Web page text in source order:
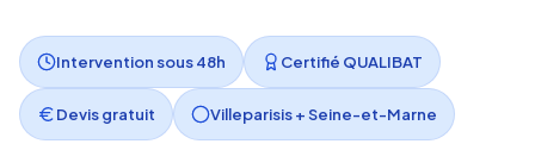
Intervention sous 48h Certifié QUALIBAT
Devis gratuit Villeparisis + Seine-et-Marne